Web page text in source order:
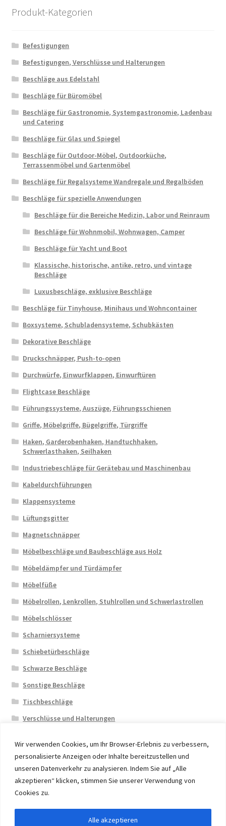
Wir verwenden Cookies, um Ihr Browser-Erlebnis zu verbessern,
personalisierte Anzeigen oder Inhalte bereitzustellen und
unseren Datenverkehr zu analysieren. Indem Sie auf „Alle
akzeptieren“ klicken, stimmen Sie unserer Verwendung von
Cookies zu.
Alle akzeptieren
Produkt-Kategorien
Befestigungen
Befestigungen, Verschlüsse und Halterungen
Beschläge aus Edelstahl
Beschläge für Büromöbel
Beschläge für Gastronomie, Systemgastronomie, Ladenbau
und Catering
Beschläge für Glas und Spiegel
Beschläge für Outdoor-Möbel, Outdoorküche,
Terrassenmöbel und Gartenmöbel
Beschläge für Regalsysteme Wandregale und Regalböden
Beschläge für spezielle Anwendungen
Beschläge für die Bereiche Medizin, Labor und Reinraum
Beschläge für Wohnmobil, Wohnwagen, Camper
Beschläge für Yacht und Boot
Klassische, historische, antike, retro, und vintage
Beschläge
Luxusbeschläge, exklusive Beschläge
Beschläge für Tinyhouse, Minihaus und Wohncontainer
Boxsysteme, Schubladensysteme, Schubkästen
Dekorative Beschläge
Druckschnäpper, Push-to-open
Durchwürfe, Einwurfklappen, Einwurftüren
Flightcase Beschläge
Führungssysteme, Auszüge, Führungsschienen
Griffe, Möbelgriffe, Bügelgriffe, Türgriffe
Haken, Garderobenhaken, Handtuchhaken,
Schwerlasthaken, Seilhaken
Industriebeschläge für Gerätebau und Maschinenbau
Kabeldurchführungen
Klappensysteme
Lüftungsgitter
Magnetschnäpper
Möbelbeschläge und Baubeschläge aus Holz
Möbeldämpfer und Türdämpfer
Möbelfüße
Möbelrollen, Lenkrollen, Stuhlrollen und Schwerlastrollen
Möbelschlösser
Scharniersysteme
Schiebetürbeschläge
Schwarze Beschläge
Sonstige Beschläge
Tischbeschläge
Verschlüsse und Halterungen
© 2026 Eruon Trade UG, Germany, member of the ERUON